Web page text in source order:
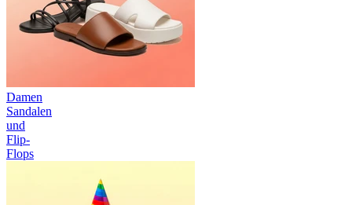
Damen
Sandalen
und
Flip-
Flops